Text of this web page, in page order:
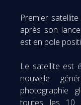
Premier
après son
est en pole
Le satellite est
nouvelle
photographie
toutes les 10